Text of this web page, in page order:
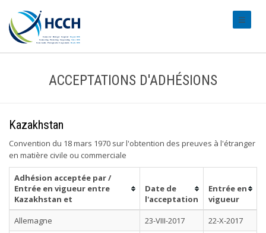
ACCEPTATIONS D'ADHÉSIONS
Kazakhstan
Convention du 18 mars 1970 sur l'obtention des preuves à l'étranger
en matière civile ou commerciale
Adhésion acceptée par /
Entrée en vigueur entre
Kazakhstan et
Date de
l'acceptation
Entrée en
vigueur
Allemagne
23-VIII-2017
22-X-2017